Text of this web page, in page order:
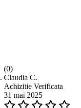
(0)
Claudia C.
Achizitie Verificata
31 mai 2025